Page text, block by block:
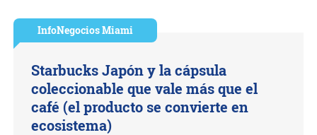
InfoNegocios Miami
Starbucks Japón y la cápsula
coleccionable que vale más que el
café (el producto se convierte en
ecosistema)